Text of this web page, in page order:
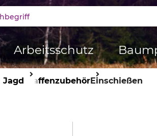
Arbeitsschutz
Jagd WaffenzubehörEinschießen